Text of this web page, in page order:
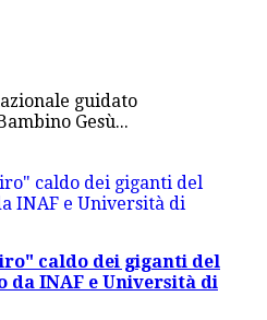
guidato
Gesù...
caldo dei giganti del
da INAF e Università di